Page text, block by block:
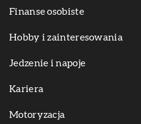
Finanse osobiste
Hobby i zainteresowania
Jedzenie i napoje
Kariera
Motoryzacja